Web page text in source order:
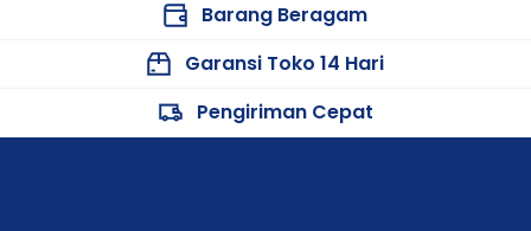
Barang Beragam
Garansi Toko 14 Hari
Pengiriman Cepat